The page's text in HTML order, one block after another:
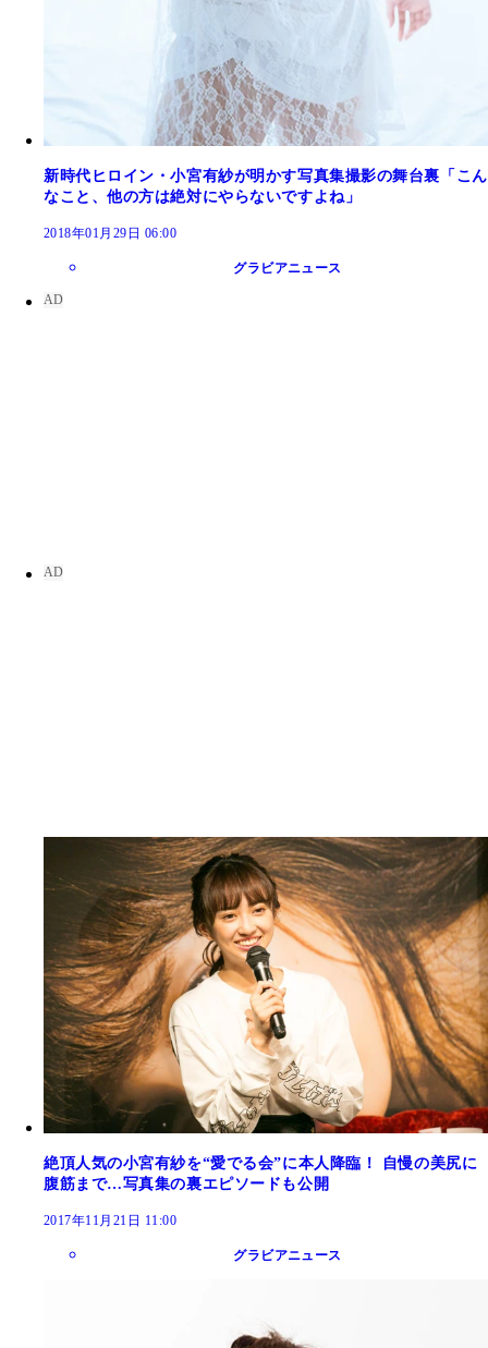
新時代ヒロイン・小宮有紗が明かす写真集撮影の舞台裏「こん
なこと、他の方は絶対にやらないですよね」
2018年01月29日 06:00
グラビアニュース
絶頂人気の小宮有紗を“愛でる会”に本人降臨！ 自慢の美尻に
腹筋まで…写真集の裏エピソードも公開
2017年11月21日 11:00
グラビアニュース